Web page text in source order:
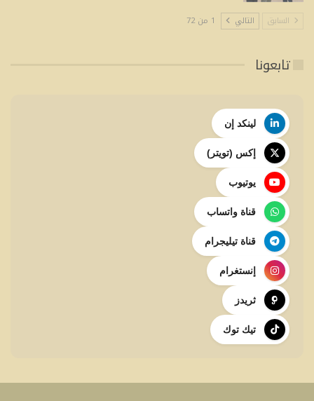
السابق التالي 1 من 72
تابعونا
لينكد إن
إكس (تويتر)
يوتيوب
قناة واتساب
قناة تيليجرام
إنستغرام
ثريدز
تيك توك